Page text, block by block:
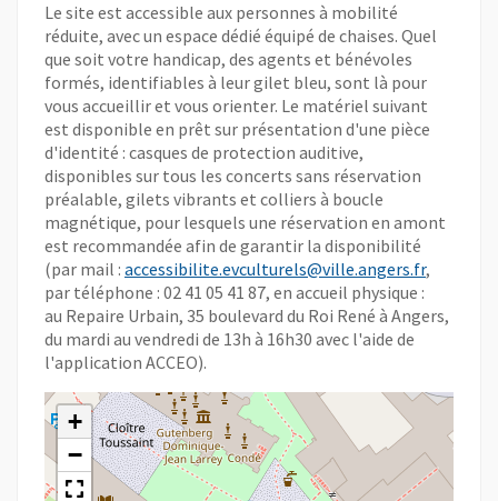
Le site est accessible aux personnes à mobilité
réduite, avec un espace dédié équipé de chaises. Quel
que soit votre handicap, des agents et bénévoles
formés, identifiables à leur gilet bleu, sont là pour
vous accueillir et vous orienter. Le matériel suivant
est disponible en prêt sur présentation d'une pièce
d'identité : casques de protection auditive,
disponibles sur tous les concerts sans réservation
préalable, gilets vibrants et colliers à boucle
magnétique, pour lesquels une réservation en amont
est recommandée afin de garantir la disponibilité
(par mail : accessibilite.evculturels@ville.angers.fr,
par téléphone : 02 41 05 41 87, en accueil physique :
au Repaire Urbain, 35 boulevard du Roi René à Angers,
du mardi au vendredi de 13h à 16h30 avec l'aide de
l'application ACCEO).
+
−